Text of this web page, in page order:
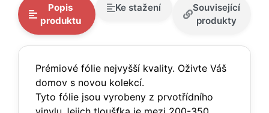
Popis
produktu
Ke stažení
Související
produkty
Prémiové fólie nejvyšší kvality. Oživte Váš
domov s novou kolekcí.
Tyto fólie jsou vyrobeny z prvotřídního